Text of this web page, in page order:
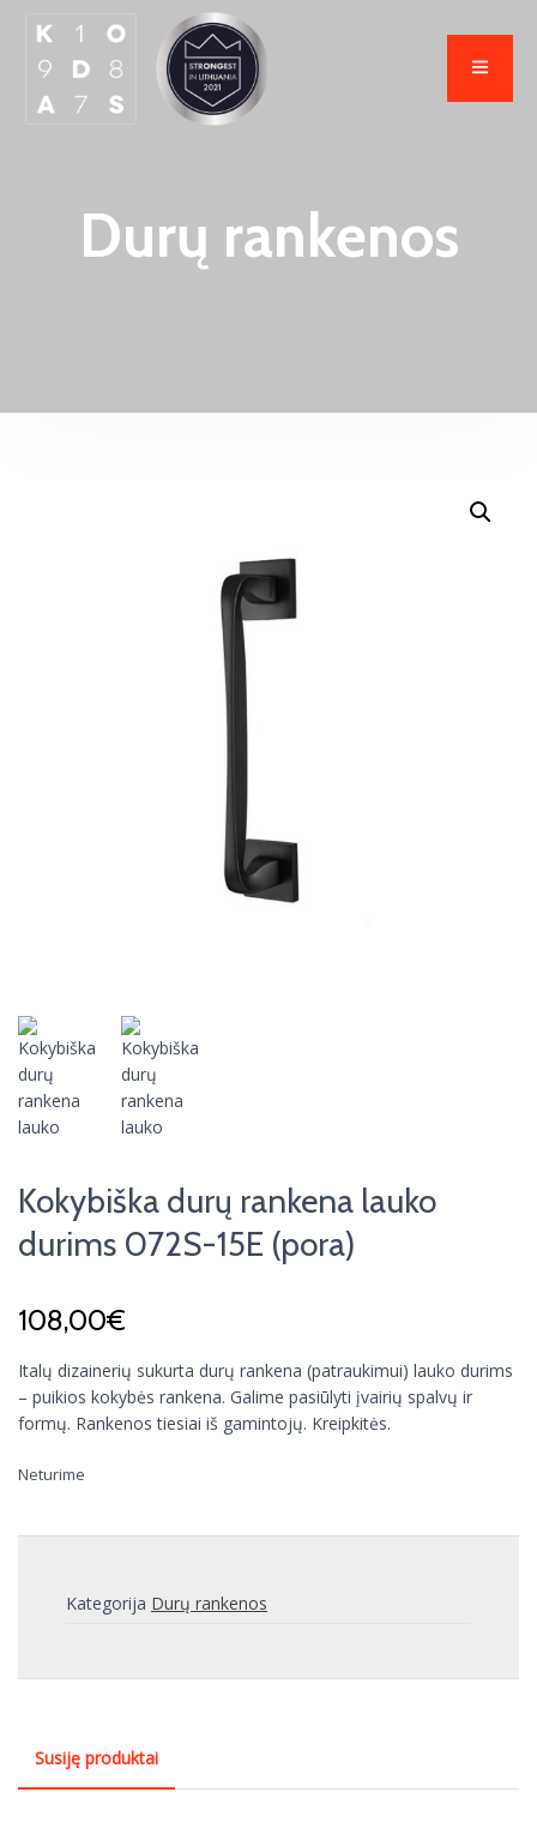
Durų rankenos
Kokybiška durų rankena lauko
durims 072S-15E (pora)
108,00€
Italų dizainerių sukurta durų rankena (patraukimui) lauko durims
– puikios kokybės rankena. Galime pasiūlyti įvairių spalvų ir
formų. Rankenos tiesiai iš gamintojų. Kreipkitės.
Neturime
Kategorija Durų rankenos
Susiję produktai